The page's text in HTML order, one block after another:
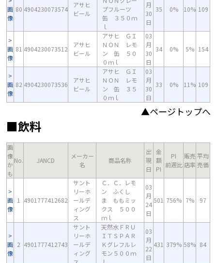
画
像
80 4904230073574
アサヒ
ビール
プフルーツ
缶 ３５０ｍ
ｌ
月
30
日
35 0% 10% 109
画
像
81 4904230073512
アサヒ
ビール
アサヒ ＧＩ
ＮＯＮ レモ
ン 缶 ５０
０ｍｌ
03
月
30
日
34 0% 5% 154
画
像
82 4904230073536
アサヒ
ビール
アサヒ ＧＩ
ＮＯＮ レモ
ン 缶 ３５
０ｍｌ
03
月
30
日
33 0% 11% 109
▲ページトップへ
■飲料
画
像
か
も
No. JANCD
メーカー
名
商品名称
出
現
日
金
額
PI
PI
前週比
販売
店率
平均
売価
画
像
1 4901777412682
サント
リーホ
ールデ
ィング
ス
Ｃ．Ｃ．レモ
ン ふくし
ま ももミッ
クス ５００
ｍｌ
03
月
24
日
501 756% 7% 97
画
像
2 4901777412743
サント
リーホ
ールデ
ィング
天然水ＦＲＵ
ＩＴＳＰＡＲ
Ｋグレフルレ
モン５００ｍ
03
月
22
日
431 379% 58% 84